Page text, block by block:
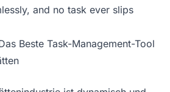
and no task ever slips
Beste Task-Management-Tool